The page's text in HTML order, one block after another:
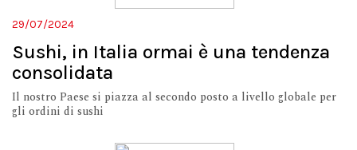
29/07/2024
Sushi, in Italia ormai è una tendenza
consolidata
Il nostro Paese si piazza al secondo posto a livello globale per
gli ordini di sushi